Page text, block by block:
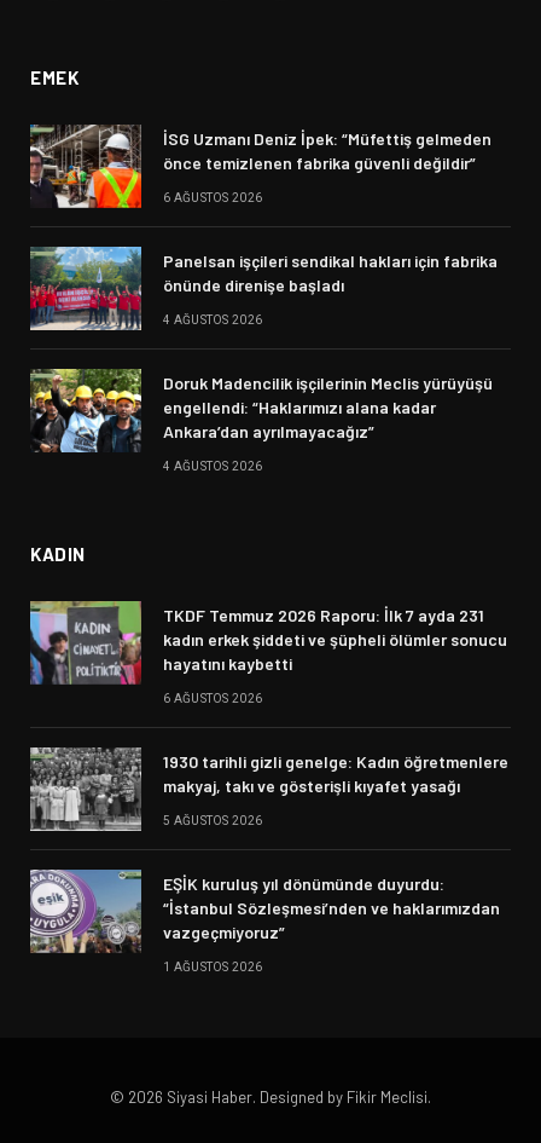
EMEK
İSG Uzmanı Deniz İpek: “Müfettiş gelmeden
önce temizlenen fabrika güvenli değildir”
6 AĞUSTOS 2026
Panelsan işçileri sendikal hakları için fabrika
önünde direnişe başladı
4 AĞUSTOS 2026
Doruk Madencilik işçilerinin Meclis yürüyüşü
engellendi: “Haklarımızı alana kadar
Ankara’dan ayrılmayacağız”
4 AĞUSTOS 2026
KADIN
TKDF Temmuz 2026 Raporu: İlk 7 ayda 231
kadın erkek şiddeti ve şüpheli ölümler sonucu
hayatını kaybetti
6 AĞUSTOS 2026
1930 tarihli gizli genelge: Kadın öğretmenlere
makyaj, takı ve gösterişli kıyafet yasağı
5 AĞUSTOS 2026
EŞİK kuruluş yıl dönümünde duyurdu:
“İstanbul Sözleşmesi’nden ve haklarımızdan
vazgeçmiyoruz”
1 AĞUSTOS 2026
© 2026 Siyasi Haber. Designed by Fikir Meclisi.